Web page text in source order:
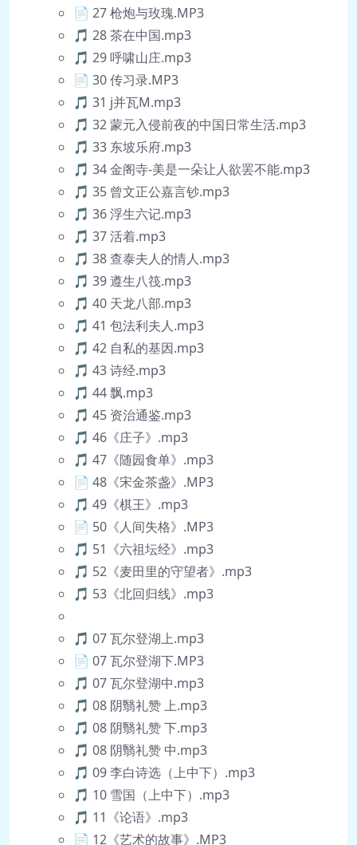
📄 27 枪炮与玫瑰.MP3
🎵 28 茶在中国.mp3
🎵 29 呼啸山庄.mp3
📄 30 传习录.MP3
🎵 31 j并瓦M.mp3
🎵 32 蒙元入侵前夜的中国日常生活.mp3
🎵 33 东坡乐府.mp3
🎵 34 金阁寺-美是一朵让人欲罢不能.mp3
🎵 35 曾文正公嘉言钞.mp3
🎵 36 浮生六记.mp3
🎵 37 活着.mp3
🎵 38 查泰夫人的情人.mp3
🎵 39 遵生八筏.mp3
🎵 40 天龙八部.mp3
🎵 41 包法利夫人.mp3
🎵 42 自私的基因.mp3
🎵 43 诗经.mp3
🎵 44 飘.mp3
🎵 45 资治通鉴.mp3
🎵 46《庄子》.mp3
🎵 47《随园食单》.mp3
📄 48《宋金茶盏》.MP3
🎵 49《棋王》.mp3
📄 50《人间失格》.MP3
🎵 51《六祖坛经》.mp3
🎵 52《麦田里的守望者》.mp3
🎵 53《北回归线》.mp3
🎵 07 瓦尔登湖上.mp3
📄 07 瓦尔登湖下.MP3
🎵 07 瓦尔登湖中.mp3
🎵 08 阴翳礼赞 上.mp3
🎵 08 阴翳礼赞 下.mp3
🎵 08 阴翳礼赞 中.mp3
🎵 09 李白诗选（上中下）.mp3
🎵 10 雪国（上中下）.mp3
🎵 11《论语》.mp3
📄 12《艺术的故事》.MP3